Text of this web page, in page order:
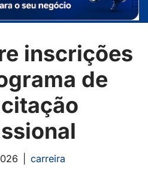
inscrições
de
carreira